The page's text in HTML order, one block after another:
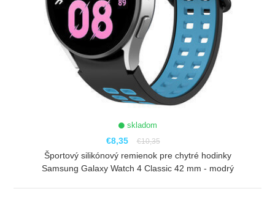
skladom
€8,35 €10,35
Športový silikónový remienok pre chytré hodinky
Samsung Galaxy Watch 4 Classic 42 mm - modrý